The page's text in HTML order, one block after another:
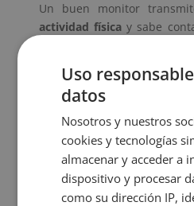
Un buen monitor
actividad físicay sabe
demás. Esta vocación es
Habilidades
El monitor debe ser
corregir posturas,
general,comunicarse de
positiva. La capacidad
motivador son grandes
Uso
datos
Nosotros y nuestros
cookies y tecnologías
almacenar y acceder a
dispositivo y procesar
como su dirección IP,